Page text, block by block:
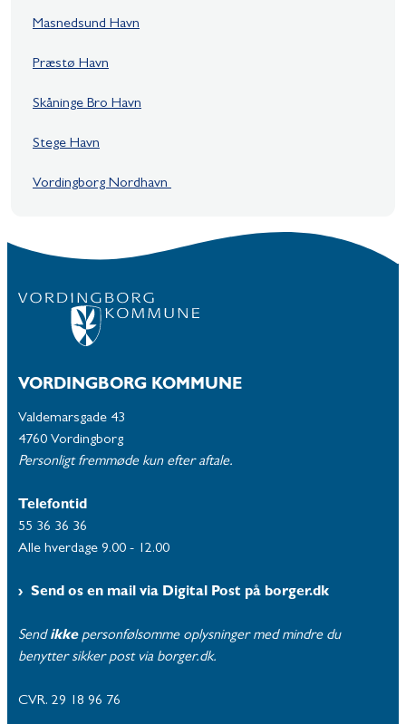
Masnedsund Havn
Præstø Havn
Skåninge Bro Havn
Stege Havn
Vordingborg Nordhavn
VORDINGBORG KOMMUNE
Valdemarsgade 43
4760 Vordingborg
Personligt fremmøde kun efter aftale.
Telefontid
55 36 36 36
Alle hverdage 9.00 - 12.00
Send os en mail via Digital Post på borger.dk
Send ikke personfølsomme oplysninger med mindre du
benytter sikker post via borger.dk.
CVR. 29 18 96 76